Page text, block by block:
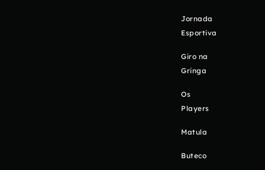
Jornada
Esportiva
Giro na
Gringa
Os
Players
Matula
Buteco